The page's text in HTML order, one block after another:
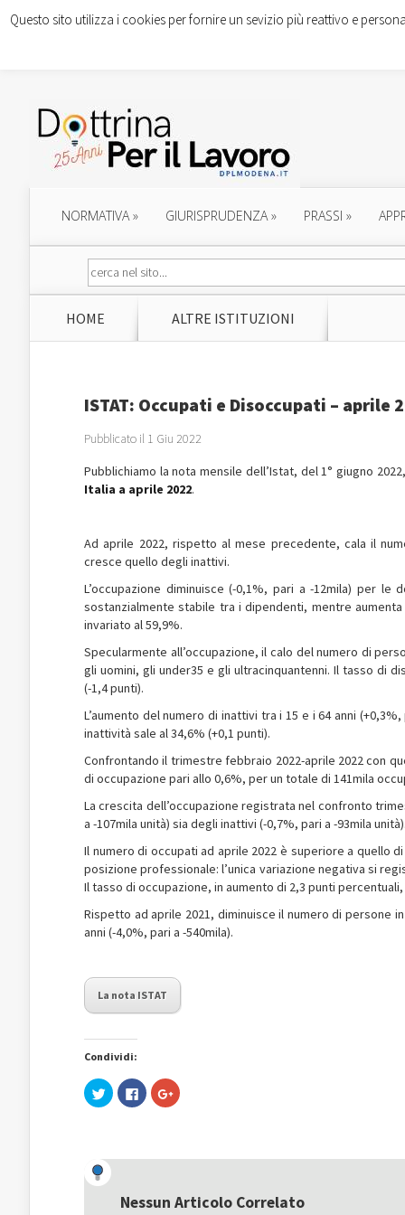
NORMATIVA» GIURISPRUDENZA» PRASSI »
HOME ALTRE ISTITUZIONI
ISTAT: Occupati e Disoccupati – aprile
Pubblicato il 1 Giu 2022
Pubblichiamo la nota mensile dell’Istat, del 1° giugno
Italia a aprile 2022.
Ad aprile 2022, rispetto al mese precedente, cala il
cresce quello degli inattivi.
L’occupazione diminuisce (-0,1%, pari a -12mila) per
sostanzialmente stabile tra i dipendenti, mentre
invariato al 59,9%.
Specularmente all’occupazione, il calo del numero di
gli uomini, gli under35 e gli ultracinquantenni. Il tasso di
(-1,4 punti).
L’aumento del numero di inattivi tra i 15 e i 64 anni
inattività sale al 34,6% (+0,1 punti).
Confrontando il trimestre febbraio 2022-aprile 2022 con
di occupazione pari allo 0,6%, per un totale di 141mila
La crescita dell’occupazione registrata nel confronto
a -107mila unità) sia degli inattivi (-0,7%, pari a -93mila unità).
Il numero di occupati ad aprile 2022 è superiore a quello
posizione professionale: l’unica variazione negativa si
Il tasso di occupazione, in aumento di 2,3 punti
Rispetto ad aprile 2021, diminuisce il numero di persone
anni (-4,0%, pari a -540mila).
La nota ISTAT
Condividi:
Fai
clic
(Si
apre
una
nuova
Fai
clic
nuova
finestra)
Fai
clic
una
nuova
Nessun Articolo Correlato
Questo sito utilizza i cookies per fornire un sevizio più reattivo e